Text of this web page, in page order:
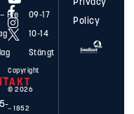
Fre 09-17
10-14
Stängt
Copyright
© 2026
– 1852
Privacy
Policy